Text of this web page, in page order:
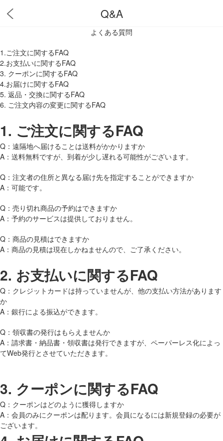
Q&A
よくある質問
1.ご注文に関するFAQ
2.お支払いに関するFAQ
3. クーポンに関するFAQ
4.お届けに関するFAQ
5. 返品・交換に関するFAQ
6. ご注文内容の変更に関するFAQ
1. ご注文に関するFAQ
Q：遠隔地へ届けることは送料がかかりますか
A：送料無料ですが、到着が少し遅れる可能性がございます。
Q：注文者の住所と異なる届け先を指定することができますか
A：可能です。
Q：売り切れ商品の予約はできますか
A：予約のサービスは提供しておりません。
Q：商品の見積はできますか
A：商品の見積は現在しかねませんので、ご了承ください。
2. お支払いに関するFAQ
Q：クレジットカードは持っていませんが、他の支払い方法があります
か
A：銀行による振込ができます。
Q：領収書の発行はもらえませんか
A：請求書・納品書・領収書は発行できますが、ペーパーレス化によっ
てWeb発行とさせていただきます。
3. クーポンに関するFAQ
Q：クーポンはどのように獲得しますか
A：会員のみにクーポンは配ります。会員になるには新規登録の必要が
ございます。